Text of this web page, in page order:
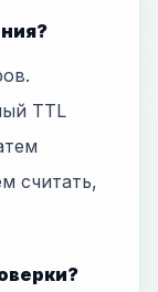
TTL
считать,